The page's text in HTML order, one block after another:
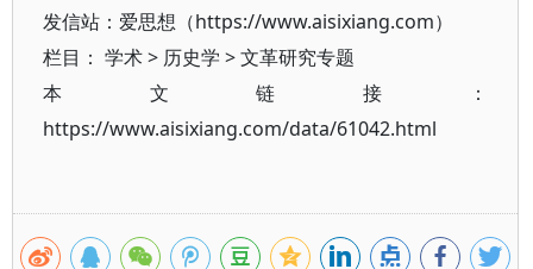
发信站：爱思想（https://www.aisixiang.com）
栏目： 学术> 历史学 >文革研究专题
本文链接：
https://www.aisixiang.com/data/61042.html